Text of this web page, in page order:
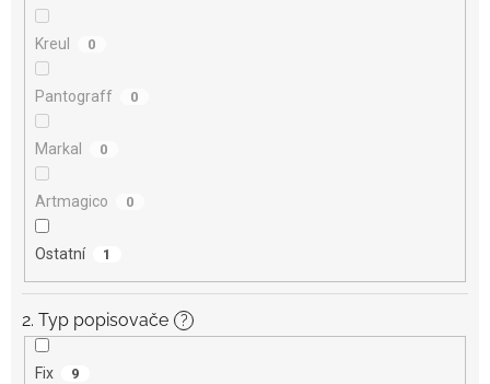
Kreul 0
Pantograff 0
Markal 0
Artmagico 0
Ostatní 1
2. Typ popisovače ?
Fix 9